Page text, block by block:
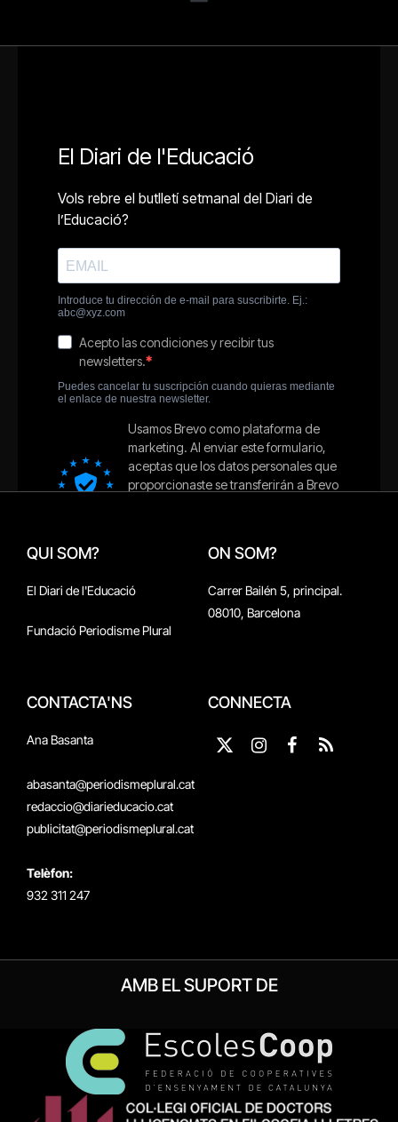
QUI SOM?
El Diari de l'Educació
Fundació Periodisme Plural
ON SOM?
Carrer Bailén 5, principal.
08010, Barcelona
CONTACTA'NS
Ana Basanta
abasanta@periodismeplural.cat
redaccio@diarieducacio.cat
publicitat@periodismeplural.cat
Telèfon:
932 311 247
CONNECTA
X
InstagramFacebook
RSS
AMB EL SUPORT DE